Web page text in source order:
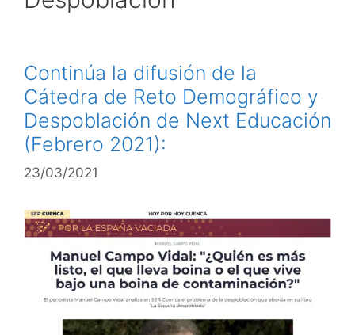
Continúa la difusión de la
Cátedra de Reto Demográfico y
Despoblación de Next Educación
(Febrero 2021):
23/03/2021